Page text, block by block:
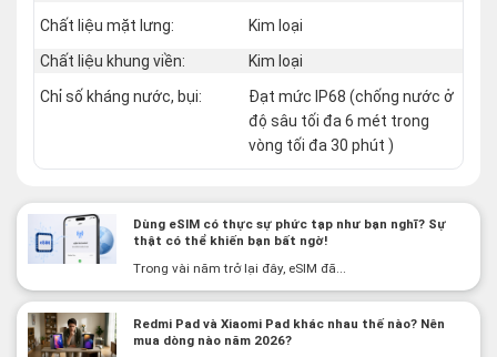
Chất liệu mặt lưng:
Kim loại
Chất liệu khung viền:
Kim loại
Chỉ số kháng nước, bụi:
Đạt mức IP68 (chống nước ở
độ sâu tối đa 6 mét trong
vòng tối đa 30 phút )
Dùng eSIM có thực sự phức tạp như bạn nghĩ? Sự
thật có thể khiến bạn bất ngờ!
Trong vài năm trở lại đây, eSIM đã...
Redmi Pad và Xiaomi Pad khác nhau thế nào? Nên
mua dòng nào năm 2026?